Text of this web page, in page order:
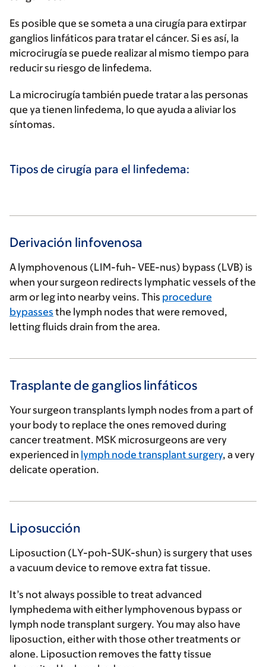
Es posible que se someta a una cirugía para extirpar
ganglios linfáticos para tratar el cáncer. Si es así, la
microcirugía se puede realizar al mismo tiempo para
reducir su riesgo de linfedema.
La microcirugía también puede tratar a las personas
que ya tienen linfedema, lo que ayuda a aliviar los
síntomas.
Tipos de cirugía para el linfedema:
Derivación linfovenosa
A lymphovenous (LIM-fuh- VEE-nus) bypass (LVB) is
when your surgeon redirects lymphatic vessels of the
arm or leg into nearby veins. This procedure
bypasses the lymph nodes that were removed,
letting fluids drain from the area.
Trasplante de ganglios linfáticos
Your surgeon transplants lymph nodes from a part of
your body to replace the ones removed during
cancer treatment. MSK microsurgeons are very
experienced in lymph node transplant surgery, a very
delicate operation.
Liposucción
Liposuction (LY-poh-SUK-shun) is surgery that uses
a vacuum device to remove extra fat tissue.
It’s not always possible to treat advanced
lymphedema with either lymphovenous bypass or
lymph node transplant surgery. You may also have
liposuction, either with those other treatments or
alone. Liposuction removes the fatty tissue